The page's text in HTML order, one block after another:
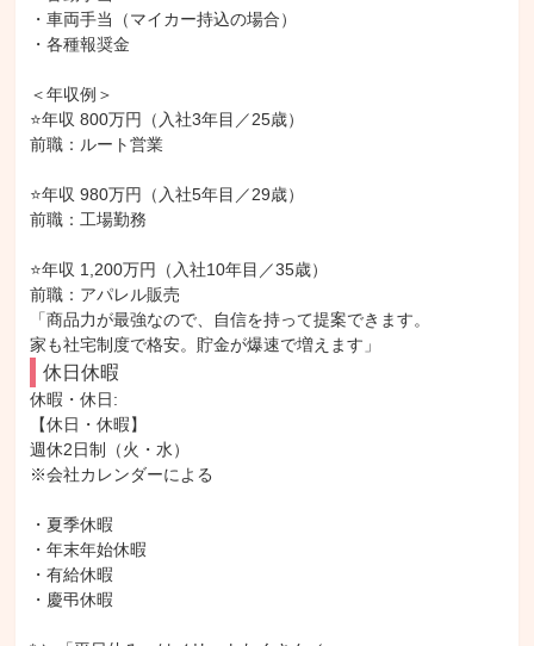
・車両手当（マイカー持込の場合）
・各種報奨金
＜年収例＞
⭐️年収 800万円（入社3年目／25歳）
前職：ルート営業
⭐️年収 980万円（入社5年目／29歳）
前職：工場勤務
⭐️年収 1,200万円（入社10年目／35歳）
前職：アパレル販売
「商品力が最強なので、自信を持って提案できます。
家も社宅制度で格安。貯金が爆速で増えます」
休日休暇
休暇・休日:
【休日・休暇】
週休2日制（火・水）
※会社カレンダーによる
・夏季休暇
・年末年始休暇
・有給休暇
・慶弔休暇